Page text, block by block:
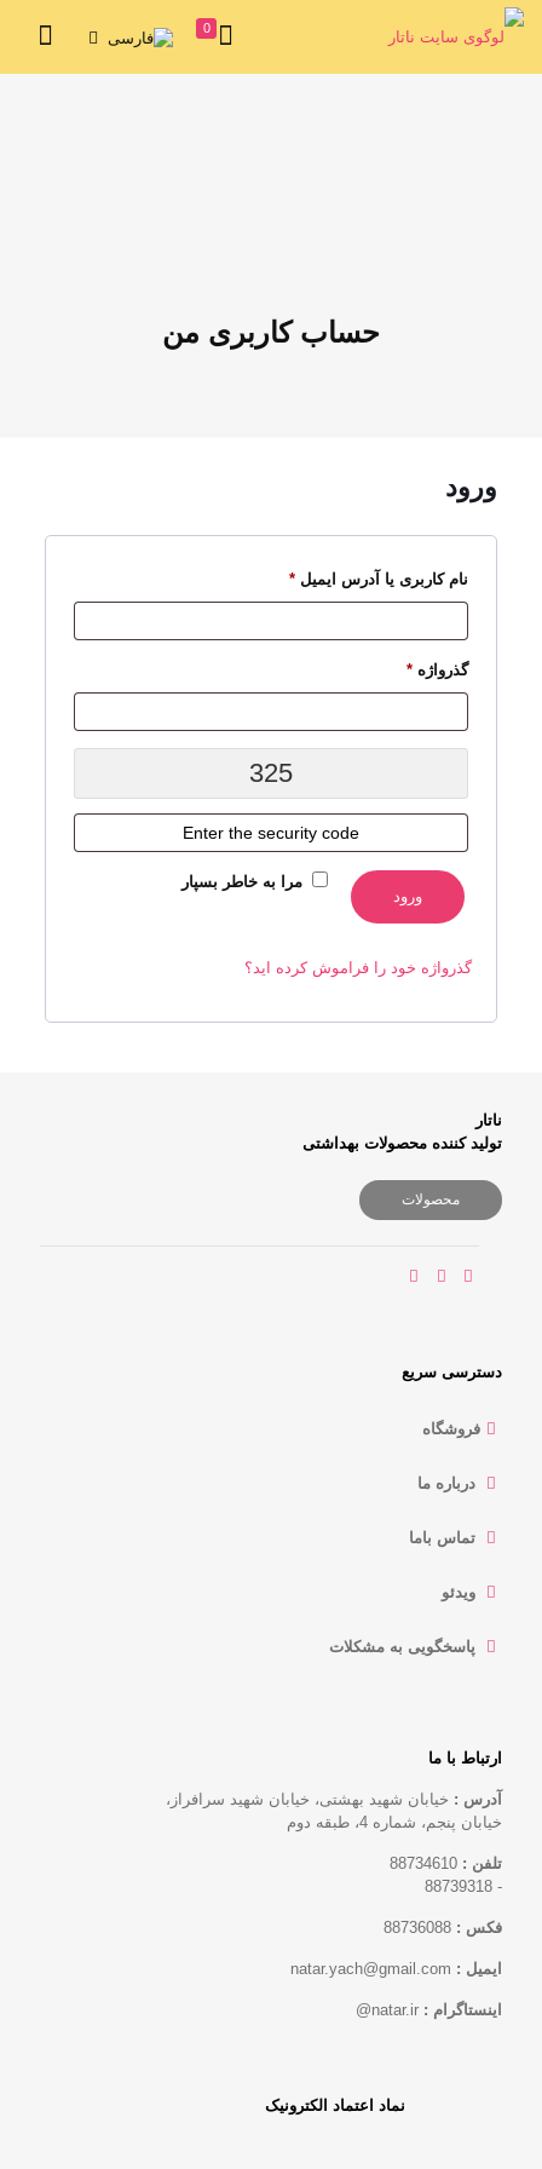
0
حساب کاربری من
ورود
نام کاربری یا آدرس ایمیل *الزامی
گذرواژه *الزامی
325
مرا به خاطر بسپار
ورود
گذرواژه خود را فراموش کرده اید؟
ناتار
تولید کننده محصولات بهداشتی
محصولات
دسترسی سریع
فروشگاه
درباره ما
تماس باما
ویدئو
پاسخگویی به مشکلات
ارتباط با ما
آدرس : خیابان شهید بهشتی، خیابان شهید سرافراز،
خیابان پنجم، شماره 4، طبقه دوم
تلفن : 88734610
-
88739318
فکس : 88736088
ایمیل : natar.yach@gmail.com
اینستاگرام : natar.ir@
نماد اعتماد الکترونیک